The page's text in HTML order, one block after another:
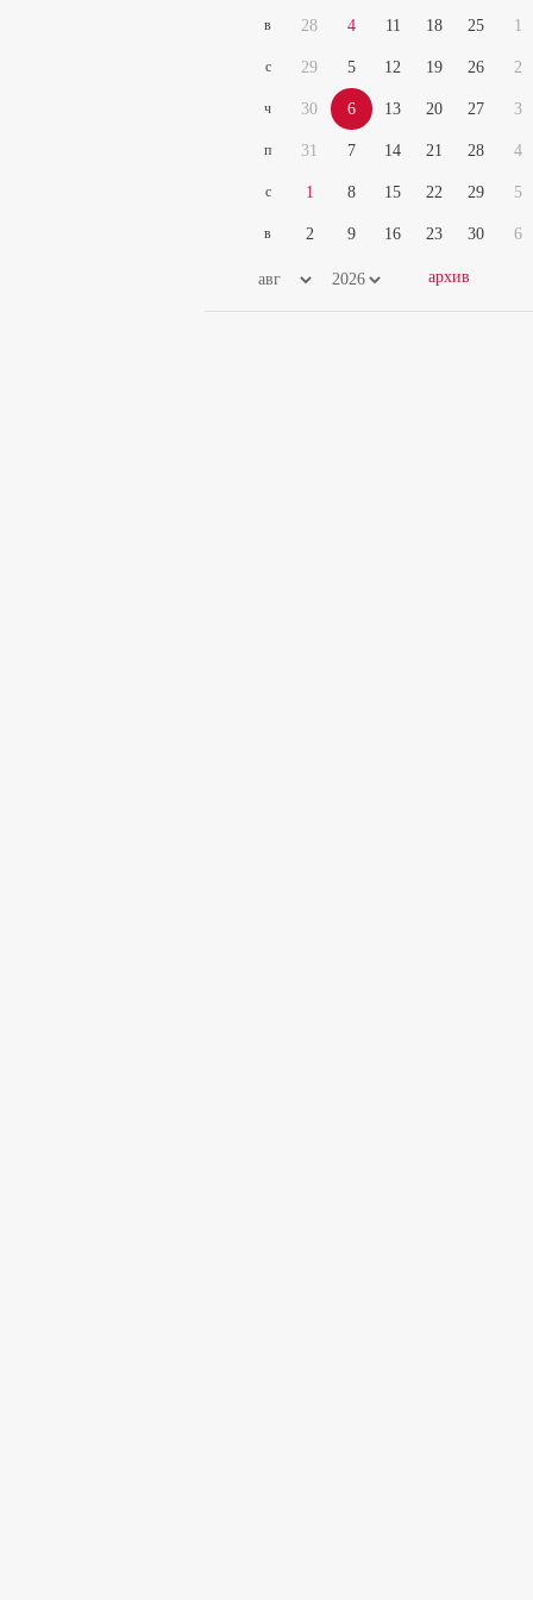
в
с
ч
п
с
в
28
29
30
31
1
2
4
5
6
7
8
9
11
12
13
14
15
16
18
19
20
21
22
23
25
26
27
28
29
30
1
2
3
4
5
6